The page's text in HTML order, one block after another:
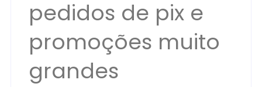
pedidos de pix e
promoções muito
grandes